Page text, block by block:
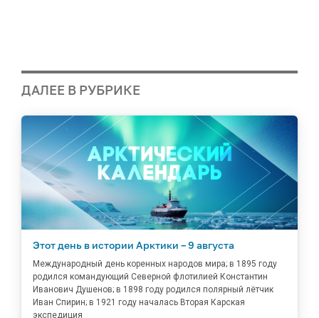
ДАЛЕЕ В РУБРИКЕ
Этот день в истории Арктики – 9 августа
Международный день коренных народов мира; в 1895 году
родился командующий Северной флотилией Константин
Иванович Душенов; в 1898 году родился полярный лётчик
Иван Спирин; в 1921 году началась Вторая Карская
экспедиция